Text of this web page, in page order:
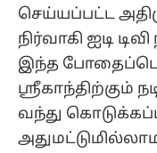
செய்யப்பட்ட
நிர்வாகி ஐடி
இந்த
ஸ்ரீகாந்திற்கும்
வந்து